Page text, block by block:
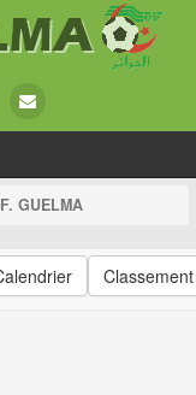
GUELMA
Classement